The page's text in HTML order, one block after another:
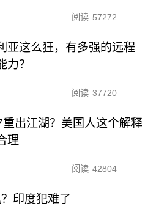
阅读 57272
亚这么狂，有多强的远程
力？
阅读 37720
重出江湖？美国人这个解释
理
阅读 42804
印度犯难了